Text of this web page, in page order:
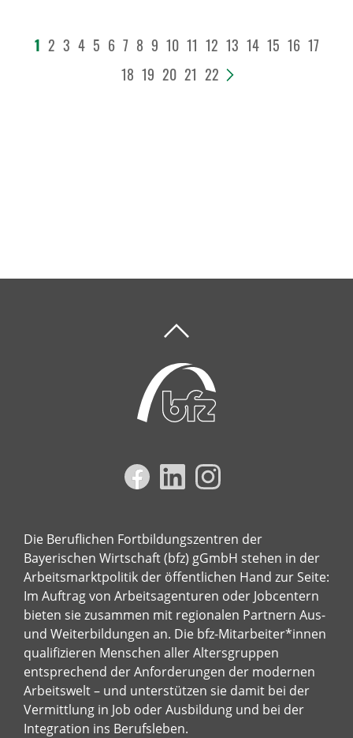
1 2 3 4 5 6 7 8 9 10 11 12 13 14 15 16 17
18 19 20 21 22 >
Die Beruflichen Fortbildungszentren der
Bayerischen Wirtschaft (bfz) gGmbH stehen in der
Arbeitsmarktpolitik der öffentlichen Hand zur Seite:
Im Auftrag von Arbeitsagenturen oder Jobcentern
bieten sie zusammen mit regionalen Partnern Aus-
und Weiterbildungen an. Die bfz-Mitarbeiter*innen
qualifizieren Menschen aller Altersgruppen
entsprechend der Anforderungen der modernen
Arbeitswelt – und unterstützen sie damit bei der
Vermittlung in Job oder Ausbildung und bei der
Integration ins Berufsleben.